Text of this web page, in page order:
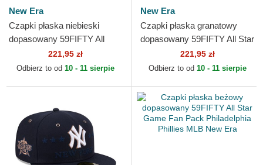
New Era
Czapki płaska niebieski
dopasowany 59FIFTY All
Star Game Workout Los
Angeles Dodgers MLB New
221,95 zł
Odbierz to od 10 - 11 sierpie
New Era
Czapki płaska granatowy
dopasowany 59FIFTY All Star
Game Workout New York
Yankees MLB New Era
221,95 zł
Odbierz to od 10 - 11 sierpie